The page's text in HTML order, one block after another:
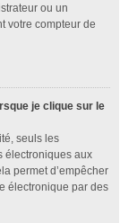
ou un
votre compteur de
je clique sur le
seuls les
électroniques aux
permet d’empêcher
électronique par des